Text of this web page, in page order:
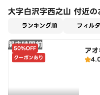
大字白沢字西之山 付近の
ランキング順 フィル
開店時間前
50%OFF
クーポンあり
ア